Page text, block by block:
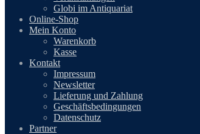
Globi im Antiquariat
Online-Shop
Mein Konto
Warenkorb
Kasse
Kontakt
Impressum
Newsletter
Lieferung und Zahlung
Geschäftsbedingungen
Datenschutz
Partner